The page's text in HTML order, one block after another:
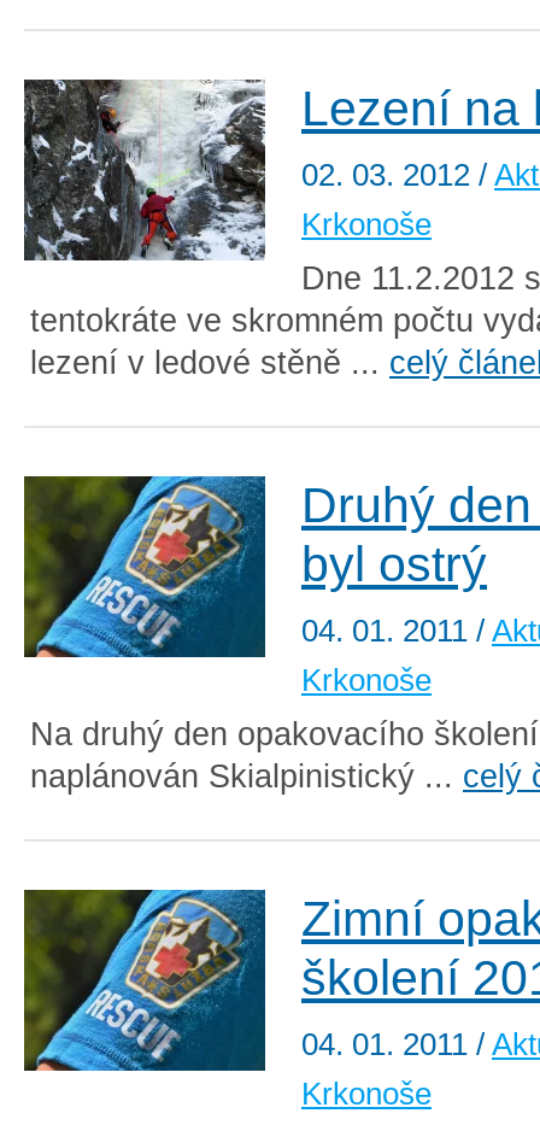
Lezení na
02. 03. 2012 /
Krkonoše
Dne 11.2.2012
tentokráte ve skromném počtu
lezení v ledové stěně ... celý
Druhý
byl ostrý
04. 01. 2011 /
Krkonoše
Na druhý den opakovacího
naplánován Skialpinistický ... celý
Zimní
školení
04. 01. 2011 /
Krkonoše